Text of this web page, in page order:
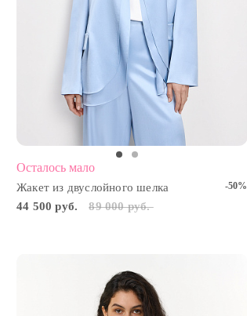
Осталось мало
Жакет из двуслойного шелка -50%
44 500 руб. 89 000 руб.